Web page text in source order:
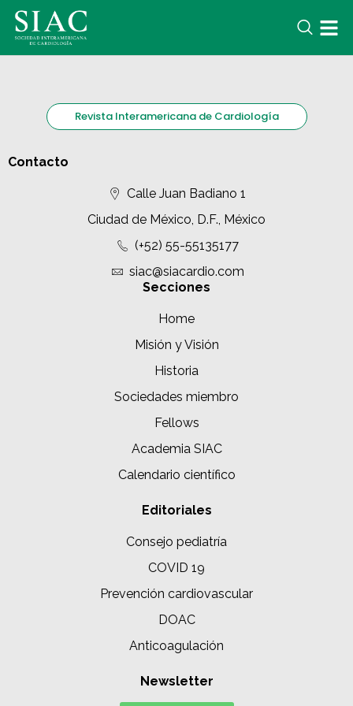
Revista Interamericana de Cardiología
Contacto
Calle Juan Badiano 1
Ciudad de México, D.F., México
(+52) 55-55135177
siac@siacardio.com
Secciones
Home
Misión y Visión
Historia
Sociedades miembro
Fellows
Academia SIAC
Calendario científico
Editoriales
Consejo pediatría
COVID 19
Prevención cardiovascular
DOAC
Anticoagulación
Newsletter